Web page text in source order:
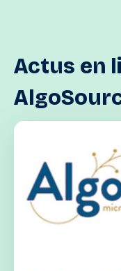
Actus en